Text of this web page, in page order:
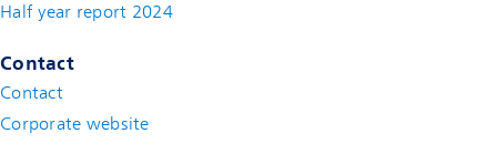
Half year report 2024(new window)
Contact
Contact
Corporate website